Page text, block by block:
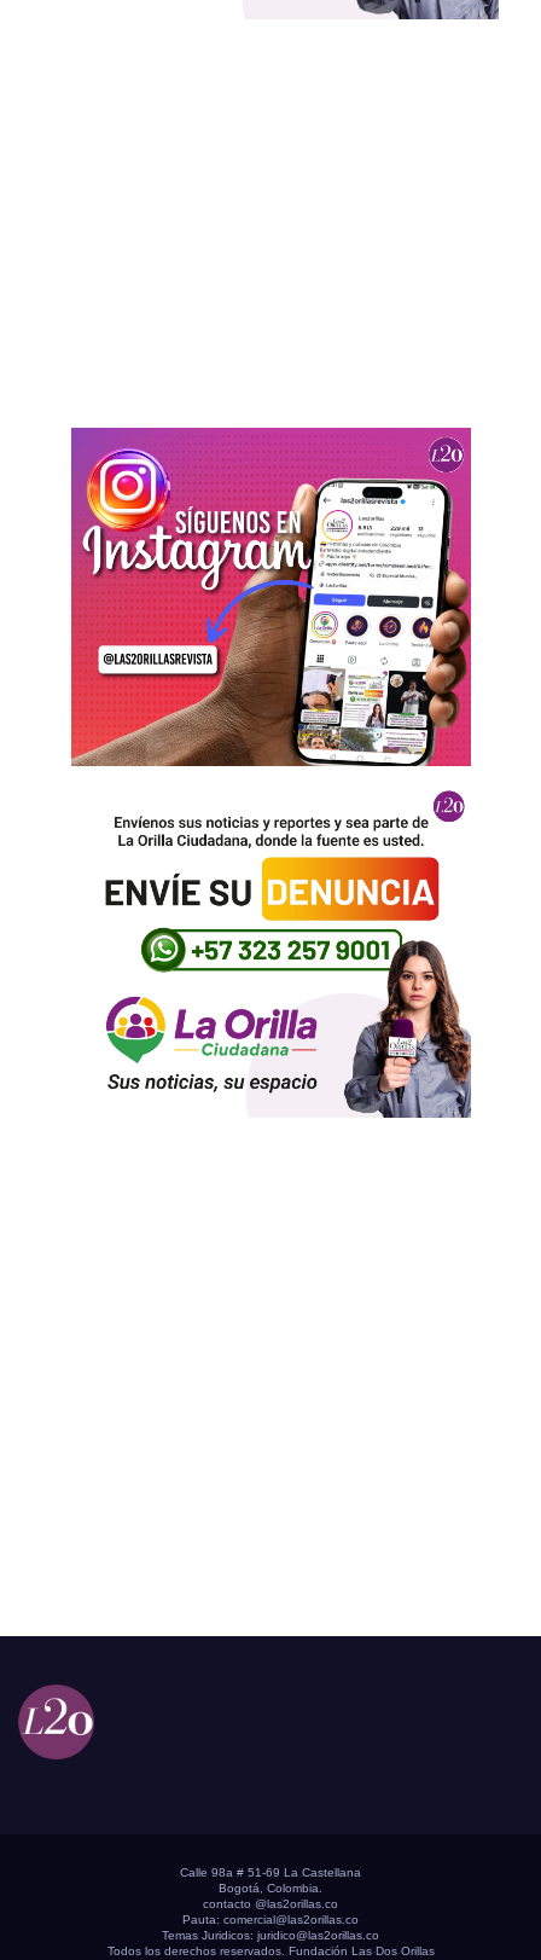
Calle 98a # 51-69 La Castellana
Bogotá, Colombia.
contacto @las2orillas.co
Pauta: comercial@las2orillas.co
Temas Juridicos: juridico@las2orillas.co
Todos los derechos reservados. Fundación Las Dos Orillas